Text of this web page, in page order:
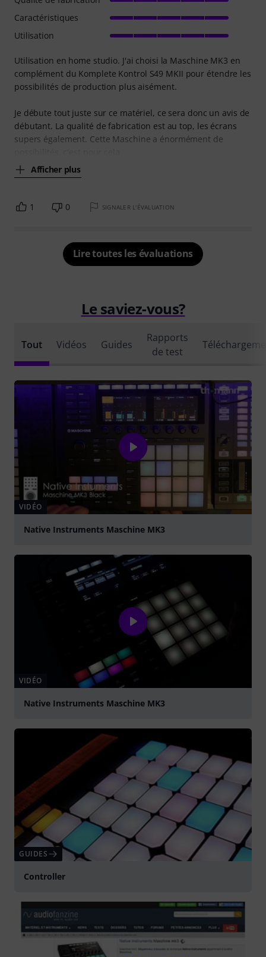
Utilisation en home studio. J'ai choisi la Maschine MK3 en
complément du Komplete Kontrol S49 MKII pour étendre les
possibilités de production plus aisément.
Je débute tout juste sur ce matériel, ce sera donc un avis de
débutant. La qualité de fabrication est au top, les écrans
supers également. Cette Maschine a énormément de
Afficher plus
Caractéristiques
Utilisation
1 0 SIGNALER L'ÉVALUATION
Lire toutes les évaluations
Le saviez-vous?
Tout Vidéos Guides
Rapports
de test
VIDÉO
Native Instruments Maschine MK3
VIDÉO
Native Instruments Maschine MK3
GUIDES
Controller